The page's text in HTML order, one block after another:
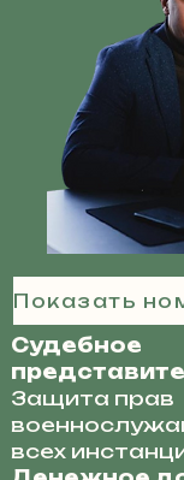
Судебное
Защита прав
всех